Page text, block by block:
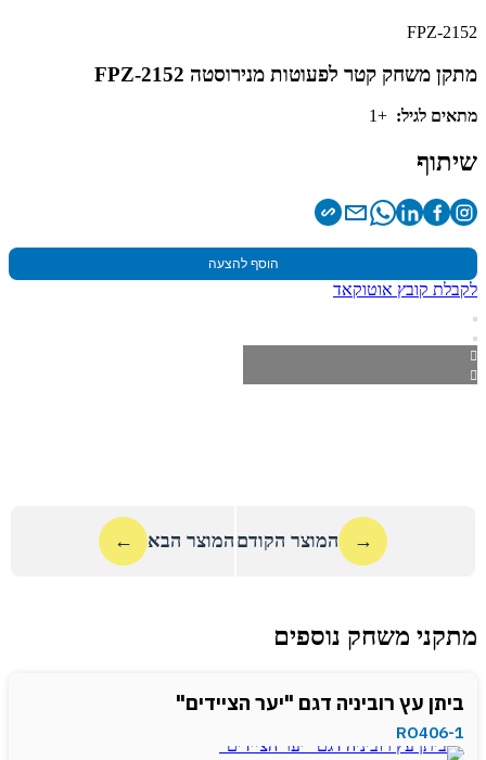
FPZ-2152
מתקן משחק קטר לפעוטות מנירוסטה FPZ-2152
מתאים לגיל: +1
שיתוף
הוסף להצעה
לקבלת קובץ אוטוקאד
→ המוצר הקודם המוצר הבא ←
מתקני משחק נוספים
ביתן עץ רוביניה דגם "יער הציידים"
RO406-1